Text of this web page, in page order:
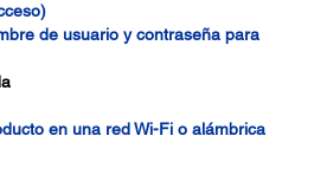
de usuario y contraseña para
en una red Wi-Fi o alámbrica